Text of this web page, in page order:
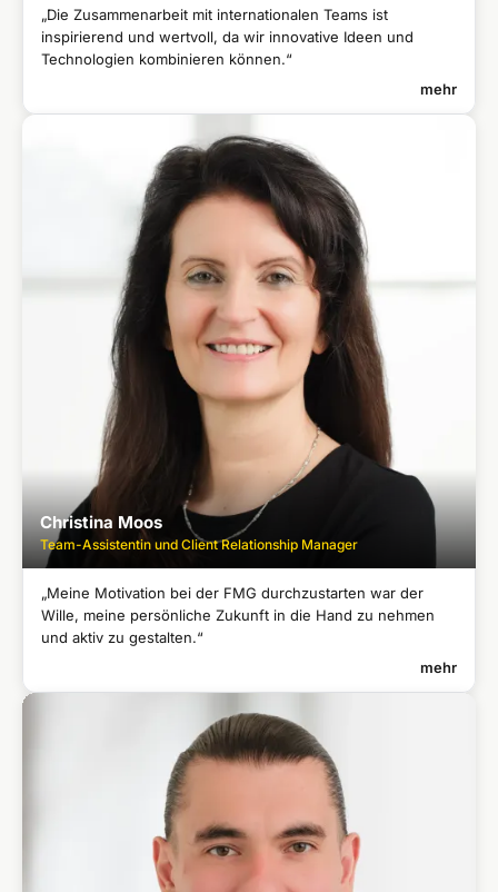
„Die Zusammenarbeit mit internationalen Teams ist
inspirierend und wertvoll, da wir innovative Ideen und
Technologien kombinieren können.“
mehr
NIKLAS HERTL
FutureManager
Studium Logistik und Handel in Hamburg
Gründung im Bereich Nahrungsergänzungsmittel
Studium Unternehmensgründung und Entrepreneurship
Christina Moos
Team-Assistentin und Client Relationship Manager
„Meine Motivation bei der FMG durchzustarten war der
Wille, meine persönliche Zukunft in die Hand zu nehmen
und aktiv zu gestalten.“
mehr
CHRISTINA MOOS
Team-Assistentin und Client Relationship Manager
Langjährige Berufserfahrung im Sekretariats- und Verlagswesen
Ausbildung als Verlagskauffrau